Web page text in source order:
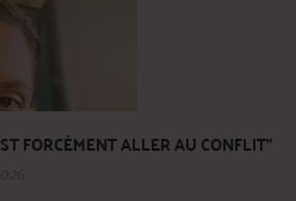
FORCÉMENT ALLER AU CONFLIT”